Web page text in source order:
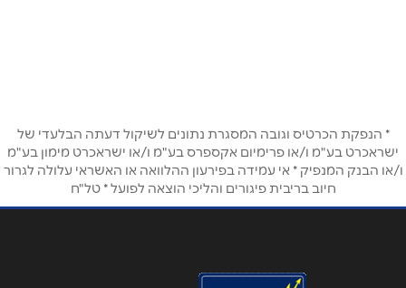
אימייל*
*
שוהם
איירפורט סיטי נתב''ג
03-9793933
ירושלים
* הנפקת הכרטיס וגובה המסגרת נתונים לשיקול דעתה הבלעדי של
ישראכרט בע"מ ו/או פרימיום אקספרס בע"מ ו/או ישראכרט מימון בע"מ
ו/או הבנק המנפיק * אי עמידה בפירעון ההלוואה או האשראי עלולה לגרור
חיוב בריבית פיגורים והליכי הוצאה לפועל * טל"ח